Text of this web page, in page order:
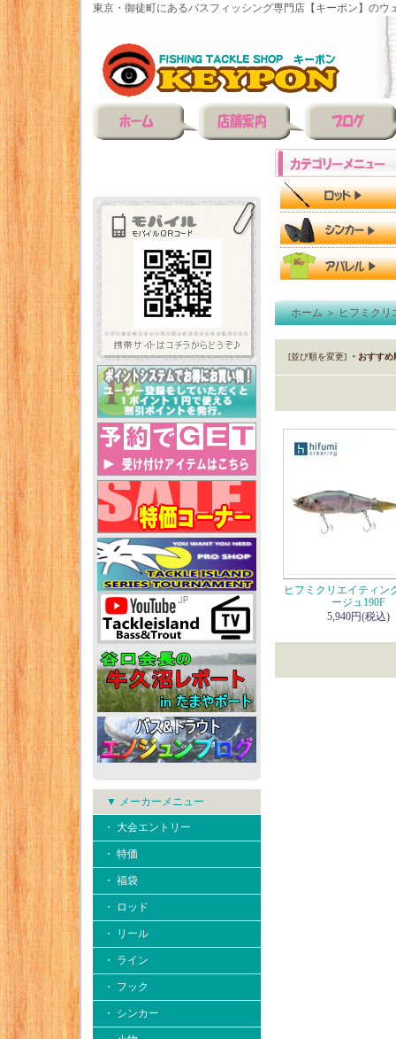
東京・御徒町にあるバスフィッシング専門店【キーポン】のウ
▼ メーカーメニュー
・ 大会エントリー
・ 特価
・ 福袋
・ ロッド
・ リール
・ ライン
・ フック
・ シンカー
ホーム＞ヒフミクリ
[並び順を変更] ・おすすめ
ヒフミクリエイティ
ージュ190F
5,940円(税込)